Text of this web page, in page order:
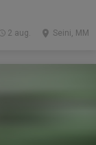
Seini, MM
2 aug.